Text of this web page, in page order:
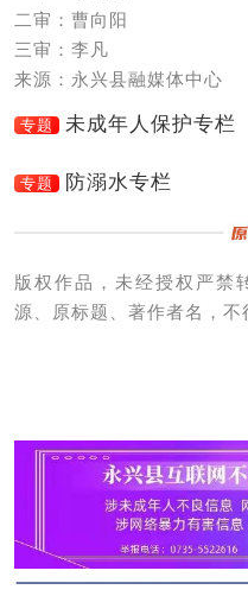
二审：曹向阳
三审：李凡
来源：永兴县融媒体中心
专题 未成年人保护专栏
专题 防溺水专栏
版权作品，未经授权严禁
源、原标题、著作者名，不